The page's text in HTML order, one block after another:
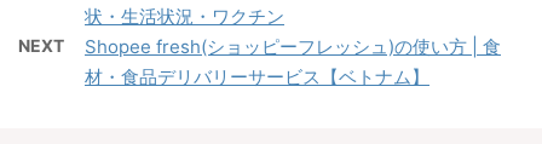
状・生活状況・ワクチン
NEXT
Shopee fresh(ショッピーフレッシュ)の使い方 | 食
材・食品デリバリーサービス【ベトナム】